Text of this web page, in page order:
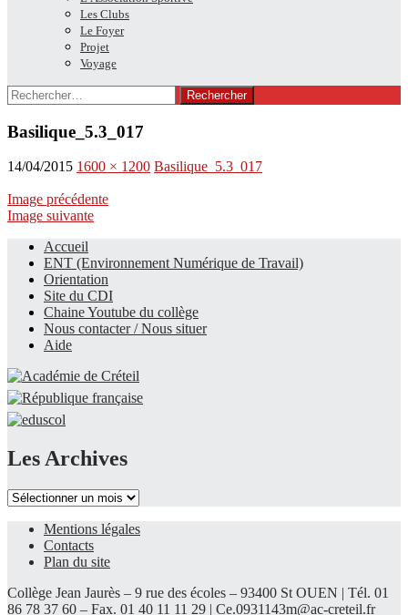
Les Clubs
Le Foyer
Projet
Voyage
Rechercher :
Basilique_5.3_017
14/04/2015 1600 × 1200 Basilique_5.3_017
Image précédente
Image suivante
Le site du collège
Accueil
ENT (Environnement Numérique de Travail)
Orientation
Site du CDI
Chaine Youtube du collège
Nous contacter / Nous situer
Aide
Les Archives
Les
Mentions légales
Contacts
Plan du site
Collège Jean Jaurès – 9 rue des écoles – 93400 St OUEN | Tél. 01
86 78 37 60 – Fax. 01 40 11 11 29 | Ce.0931143m@ac-creteil.fr